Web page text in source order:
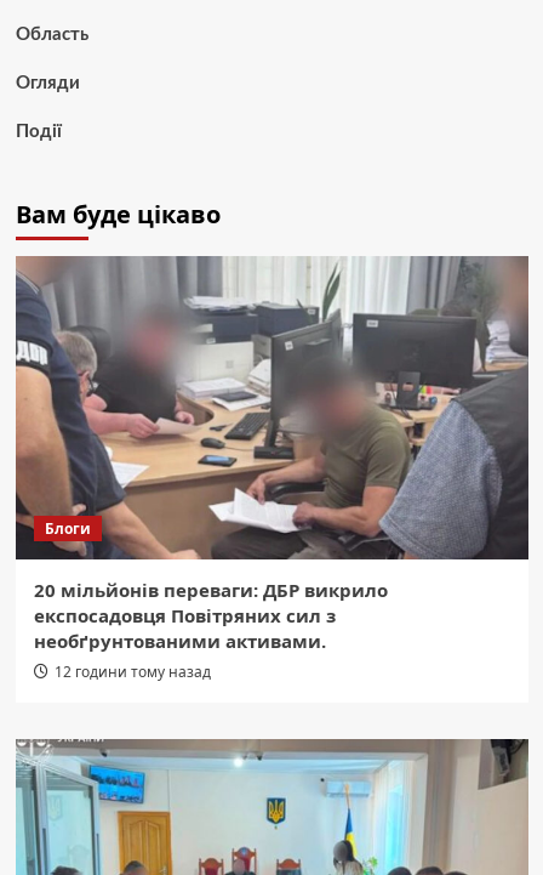
Область
Огляди
Події
Вам буде цікаво
Блоги
20 мільйонів переваги: ДБР викрило
експосадовця Повітряних сил з
необґрунтованими активами.
12 години тому назад